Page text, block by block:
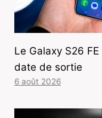
Le Galaxy S26
date de sortie
6 août 2026